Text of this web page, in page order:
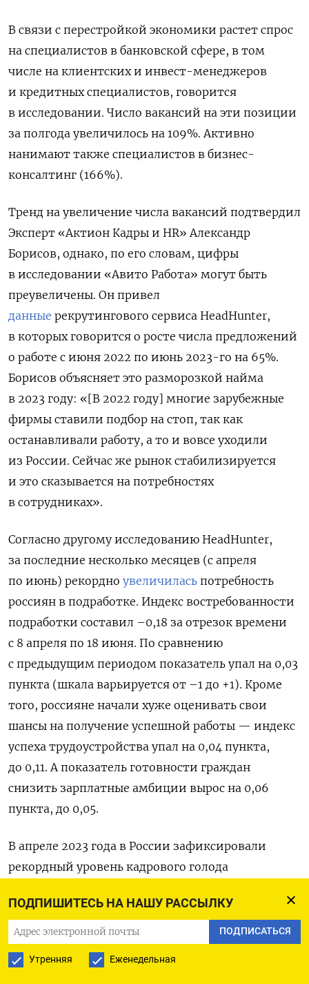
ПОДПИШИТЕСЬ НА НАШУ РАССЫЛКУ
ПОДПИСАТЬСЯ
Утренняя Еженедельная
В связи с перестройкой экономики растет спрос
на специалистов в банковской сфере, в том
числе на клиентских и инвест-менеджеров
и кредитных специалистов, говорится
в исследовании. Число вакансий на эти позиции
за полгода увеличилось на 109%. Активно
нанимают также специалистов в бизнес-
консалтинг (166%).
Тренд на увеличение числа вакансий подтвердил
Эксперт «Актион Кадры и HR» Александр
Борисов, однако, по его словам, цифры
в исследовании «Авито Работа» могут быть
преувеличены. Он привел
данные рекрутингового сервиса HeadHunter,
в которых говорится о росте числа предложений
о работе с июня 2022 по июнь 2023-го на 65%.
Борисов объясняет это разморозкой найма
в 2023 году: «[В 2022 году] многие зарубежные
фирмы ставили подбор на стоп, так как
останавливали работу, а то и вовсе уходили
из России. Сейчас же рынок стабилизируется
и это сказывается на потребностях
в сотрудниках».
Согласно другому исследованию HeadHunter,
за последние несколько месяцев (с апреля
по июнь) рекордно увеличилась потребность
россиян в подработке. Индекс востребованности
подработки составил –0,18 за отрезок времени
с 8 апреля по 18 июня. По сравнению
с предыдущим периодом показатель упал на 0,03
пункта (шкала варьируется от –1 до +1). Кроме
того, россияне начали хуже оценивать свои
шансы на получение успешной работы — индекс
успеха трудоустройства упал на 0,04 пункта,
до 0,11. А показатель готовности граждан
снизить зарплатные амбиции вырос на 0,06
пункта, до 0,05.
В апреле 2023 года в России зафиксировали
рекордный уровень кадрового голода
более трети (35%) промышленных предприятий
заявили о дефиците сотрудников. Минтруда
в апреле
оценивало
в промышленности, производстве и сельском